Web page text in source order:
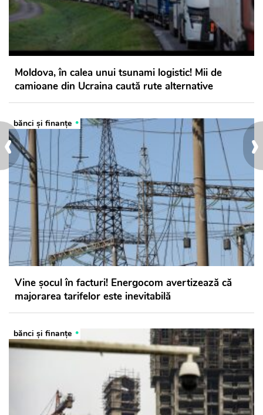
›
‹
Moldova, în calea unui tsunami logistic! Mii de
camioane din Ucraina caută rute alternative
bănci şi finanţe
Vine șocul în facturi! Energocom avertizează că
majorarea tarifelor este inevitabilă
bănci şi finanţe